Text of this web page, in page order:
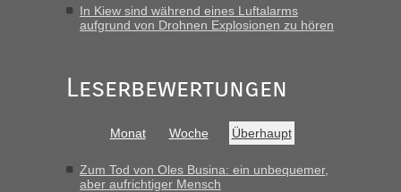
inBerichte und Reisetipps • Re: An welchem
Grenzübergang zwischen Polen und der Ukraine geht es am
„Gestern 6 Stunden warten vor der Grenze Richtung Polen
in Krakowez mit dem Kleinbus. Abfertigung ging dann
Berichte und Reisetipps • Re: An welchem
Grenzübergang zwischen Polen und der Ukraine geht es am
schnellsten?
In Kiew sind während eines Luftalarms
aufgrund von Drohnen Explosionen zu hören
Leserbewertungen
Monat Woche Überhaupt
Zum Tod von Oles Busina: ein unbequemer,
aber aufrichtiger Mensch